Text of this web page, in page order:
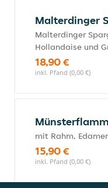
Malterdinger
Malterdinger
Hollandaise und
18,90 €
inkl. Pfand (0,00 €)
mit Rahm,
15,90 €
inkl. Pfand (0,00 €)